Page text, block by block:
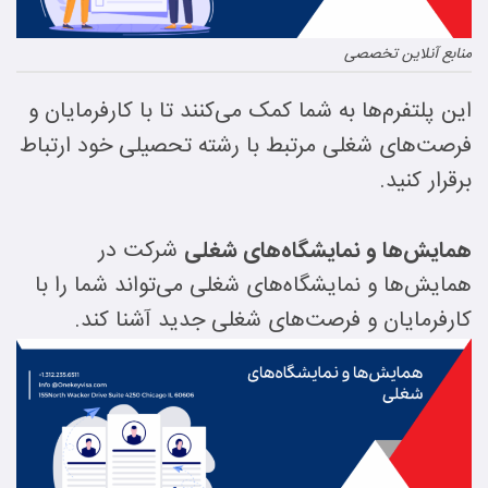
منابع آنلاین تخصصی
این پلتفرم‌ها به شما کمک می‌کنند تا با کارفرمایان و
فرصت‌های شغلی مرتبط با رشته تحصیلی خود ارتباط
برقرار کنید.
همایش‌ها و نمایشگاه‌های شغلی شرکت در
همایش‌ها و نمایشگاه‌های شغلی می‌تواند شما را با
کارفرمایان و فرصت‌های شغلی جدید آشنا کند.